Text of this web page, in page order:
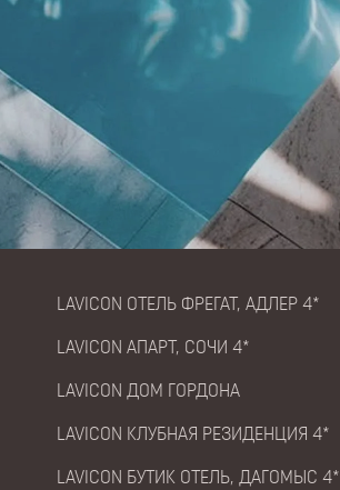
LAVICON ОТЕЛЬ ФРЕГАТ, АДЛЕР 4*
LAVICON АПАРТ, СОЧИ 4*
LAVICON ДОМ ГОРДОНА
LAVICON КЛУБНАЯ РЕЗИДЕНЦИЯ 4*
LAVICON БУТИК ОТЕЛЬ, ДАГОМЫС 4*